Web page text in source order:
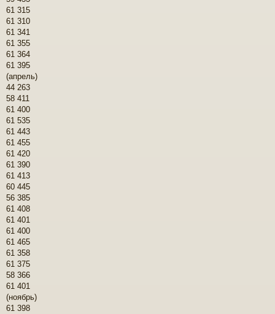
61 315
61 310
61 341
61 355
61 364
61 395
(апрель)
44 263
58 411
61 400
61 535
61 443
61 455
61 420
61 390
61 413
60 445
56 385
61 408
61 401
61 400
61 465
61 358
61 375
58 366
61 401
(ноябрь)
61 398